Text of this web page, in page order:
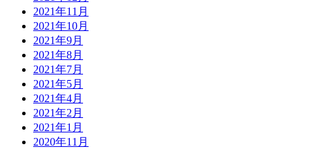
2021年11月
2021年10月
2021年9月
2021年8月
2021年7月
2021年5月
2021年4月
2021年2月
2021年1月
2020年11月